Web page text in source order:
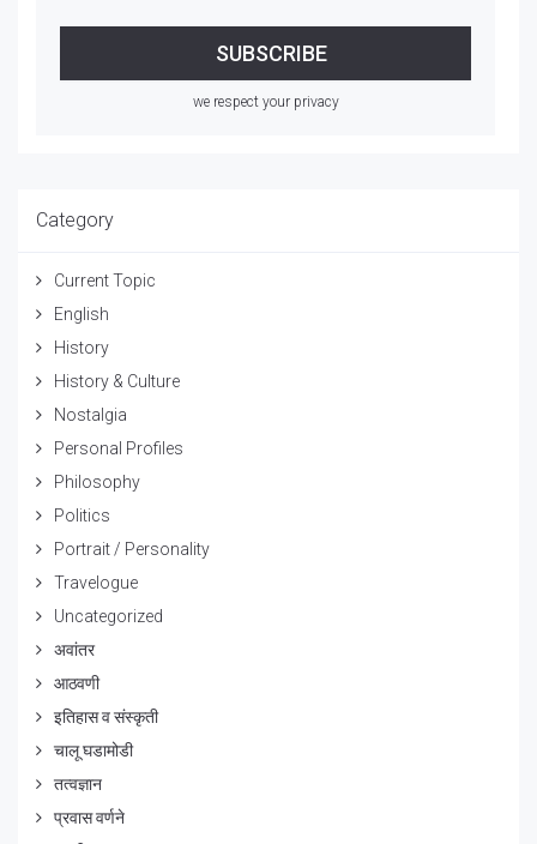
we respect your privacy
Category
Current Topic
English
History
History & Culture
Nostalgia
Personal Profiles
Philosophy
Politics
Portrait / Personality
Travelogue
Uncategorized
अवांतर
आठवणी
इतिहास व संस्कृती
चालू घडामोडी
तत्वज्ञान
प्रवास वर्णने